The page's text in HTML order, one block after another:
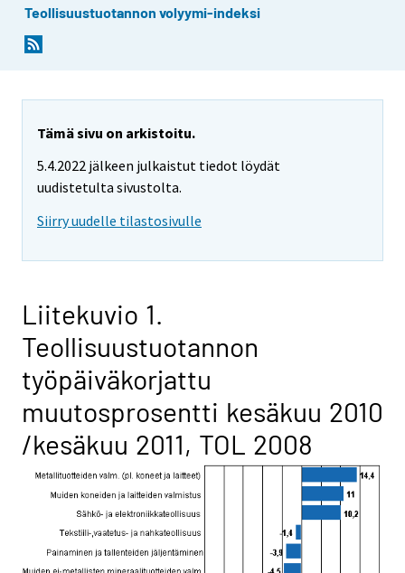
Teollisuustuotannon volyymi-indeksi
Tämä sivu on arkistoitu.
5.4.2022 jälkeen julkaistut tiedot löydät
uudistetulta sivustolta.
Siirry uudelle tilastosivulle
Liitekuvio 1.
Teollisuustuotannon
työpäiväkorjattu
muutosprosentti kesäkuu 2010
/kesäkuu 2011, TOL 2008